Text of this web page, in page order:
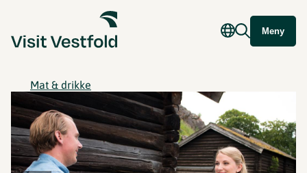
Meny
Mat & drikke